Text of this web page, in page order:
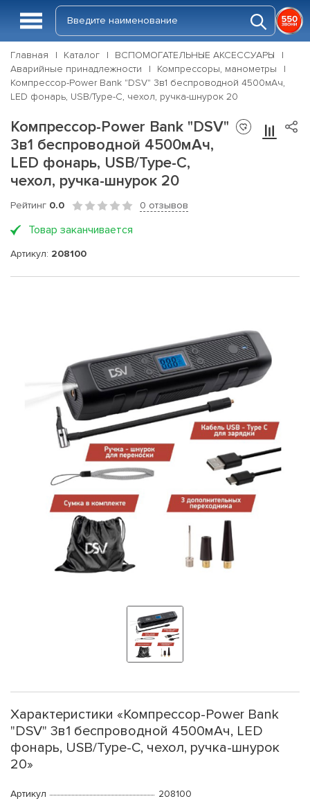
Главная Каталог
ВСПОМОГАТЕЛЬНЫЕ АКСЕССУАРЫ
Аварийные принадлежности
Компрессоры, манометры
Компрессор-Power Bank "DSV" 3в1 беспроводной 4500мАч,
LED фонарь, USB/Type-C, чехол, ручка-шнурок 20
Компрессор-Power Bank "DSV"
3в1 беспроводной 4500мАч,
LED фонарь, USB/Type-C,
чехол, ручка-шнурок 20
Рейтинг 0.0 0 отзывов
Товар заканчивается
Артикул: 208100
Характеристики «Компрессор-Power Bank
"DSV" 3в1 беспроводной 4500мАч, LED
фонарь, USB/Type-C, чехол, ручка-шнурок
20»
Артикул
208100